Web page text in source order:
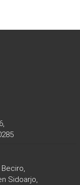
Beciro,
Sidoarjo,